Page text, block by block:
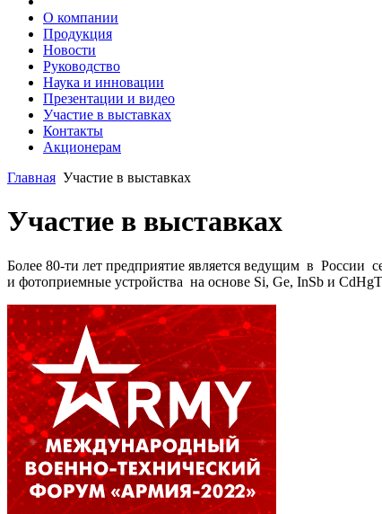
О компании
Продукция
Новости
Руководство
Наука и инновации
Презентации и видео
Участие в выставках
Контакты
Акционерам
Главная Участие в выставках
Участие в выставках
Более 80-ти лет предприятие является ведущим в
и фотоприемные устройства на основе Si, Ge, InSb и